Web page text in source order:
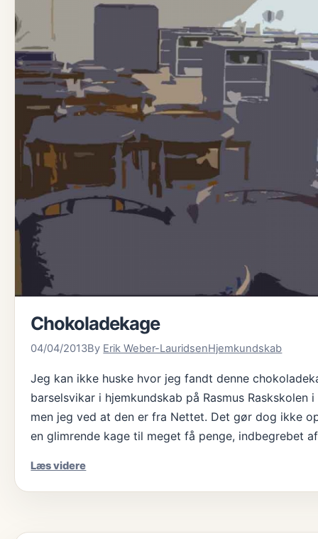
Chokoladekage
04/04/2013By Erik Weber-LauridsenHjemkundskab
Jeg kan ikke huske hvor jeg fandt denne
barselsvikar i hjemkundskab på Rasmus Raskskolen
men jeg ved at den er fra Nettet. Det gør dog ikke
en glimrende kage til meget få penge, indbegrebet
Læs videreChokoladekage